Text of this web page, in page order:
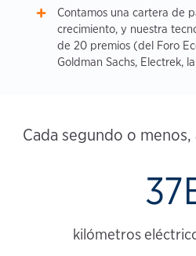
Contamos una cartera de
crecimiento, y nuestra
de 20 premios (del Foro
Goldman Sachs, Electrek,
Cada segundo o
kilómetros